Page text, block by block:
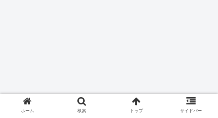
ホーム 検索 トップ サイドバー